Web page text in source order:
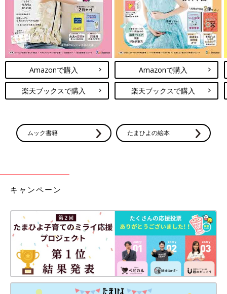
Amazonで購入
楽天ブックスで購入
Amazonで購入
楽天ブックスで購入
ムック書籍 たまひよの絵本
キャンペーン